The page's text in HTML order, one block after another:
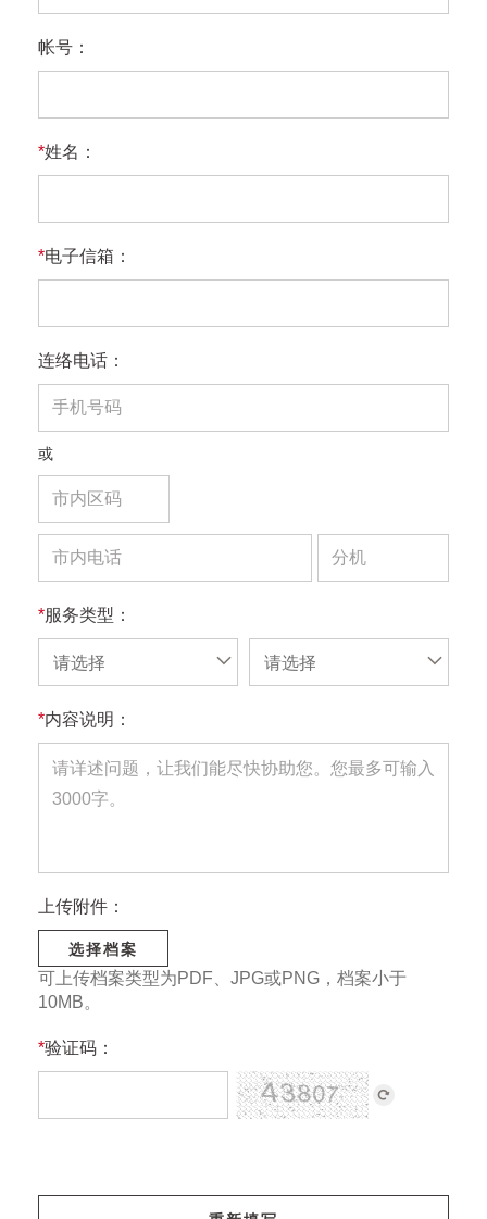
帐号：
*姓名：
*电子信箱：
连络电话：
或
*服务类型：
请选择 请选择
*内容说明：
上传附件：
选择档案
可上传档案类型为PDF、JPG或PNG，档案小于
10MB。
*验证码：